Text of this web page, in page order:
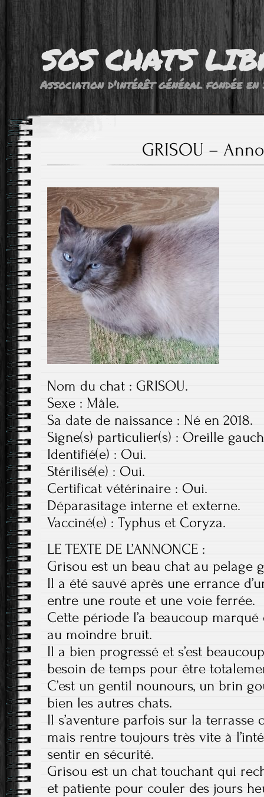
SOS CHATS
Association d'intérêt général fondée en
GRISOU –
Nom du chat : GRISOU.
Sexe : Mâle.
Sa date de naissance : Né en 2018.
Signe(s) particulier(s) : Oreille
Identifié(e) : Oui.
Stérilisé(e) : Oui.
Certificat vétérinaire : Oui.
Déparasitage interne et externe.
Vacciné(e) : Typhus et Coryza.
LE TEXTE DE L’ANNONCE :
Grisou est un beau chat au pelage
Il a été sauvé après une errance
entre une route et une voie ferrée.
Cette période l’a beaucoup
au moindre bruit.
Il a bien progressé et s’est
besoin de temps pour être
C’est un gentil nounours, un brin
bien les autres chats.
Il s’aventure parfois sur la terrasse
mais rentre toujours très vite à
sentir en sécurité.
Grisou est un chat touchant qui
et patiente pour couler des jours